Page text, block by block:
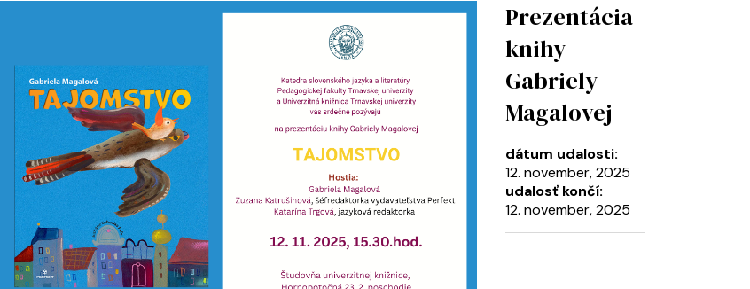
Prezentácia
knihy
Gabriely
Magalovej
dátum udalosti:
12. november, 2025
udalosť končí:
12. november, 2025